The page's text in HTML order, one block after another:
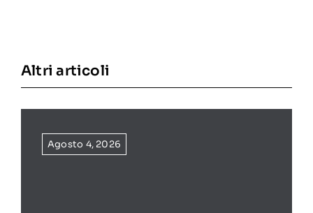
Altri articoli
Agosto 4, 2026